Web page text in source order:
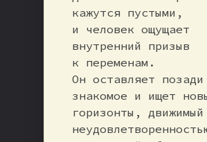
кажутся пустыми,
и человек ощущает
внутренний призыв
к переменам.
Он оставляет позади
знакомое и ищет
горизонты, движимый